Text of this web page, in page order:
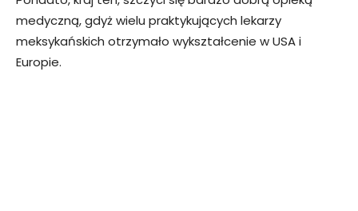
medyczną, gdyż wielu praktykujących lekarzy
meksykańskich otrzymało wykształcenie w USA i
Europie.